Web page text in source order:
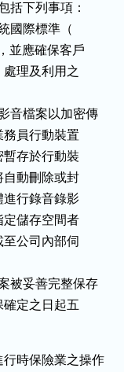
括下列事項：
國際標準（
並應確保客戶
處理及利用之
音檔案以加密傳
務員行動裝置
暫存於行動裝
自動刪除或封
進行錄音錄影
定儲存空間者
至公司內部伺
被妥善完整保存
確定之日起五
時保險業之操作